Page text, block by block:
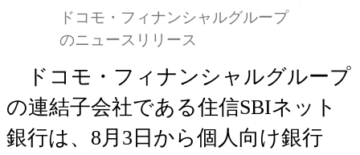
ドコモ・フィナンシャルグループ
のニュースリリース
ドコモ・フィナンシャルグループ
の連結子会社である住信SBIネット
銀行は、8月3日から個人向け銀行